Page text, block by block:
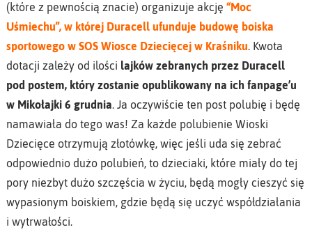
(które z pewnością znacie) organizuje akcję “Moc
Uśmiechu”, w której Duracell ufunduje budowę boiska
sportowego w SOS Wiosce Dziecięcej w Kraśniku. Kwota
dotacji zależy od ilości lajków zebranych przez Duracell
pod postem, który zostanie opublikowany na ich fanpage’u
w Mikołajki 6 grudnia. Ja oczywiście ten post polubię i będę
namawiała do tego was! Za każde polubienie Wioski
Dziecięce otrzymują złotówkę, więc jeśli uda się zebrać
odpowiednio dużo polubień, to dzieciaki, które miały do tej
pory niezbyt dużo szczęścia w życiu, będą mogły cieszyć się
wypasionym boiskiem, gdzie będą się uczyć współdziałania
i wytrwałości.